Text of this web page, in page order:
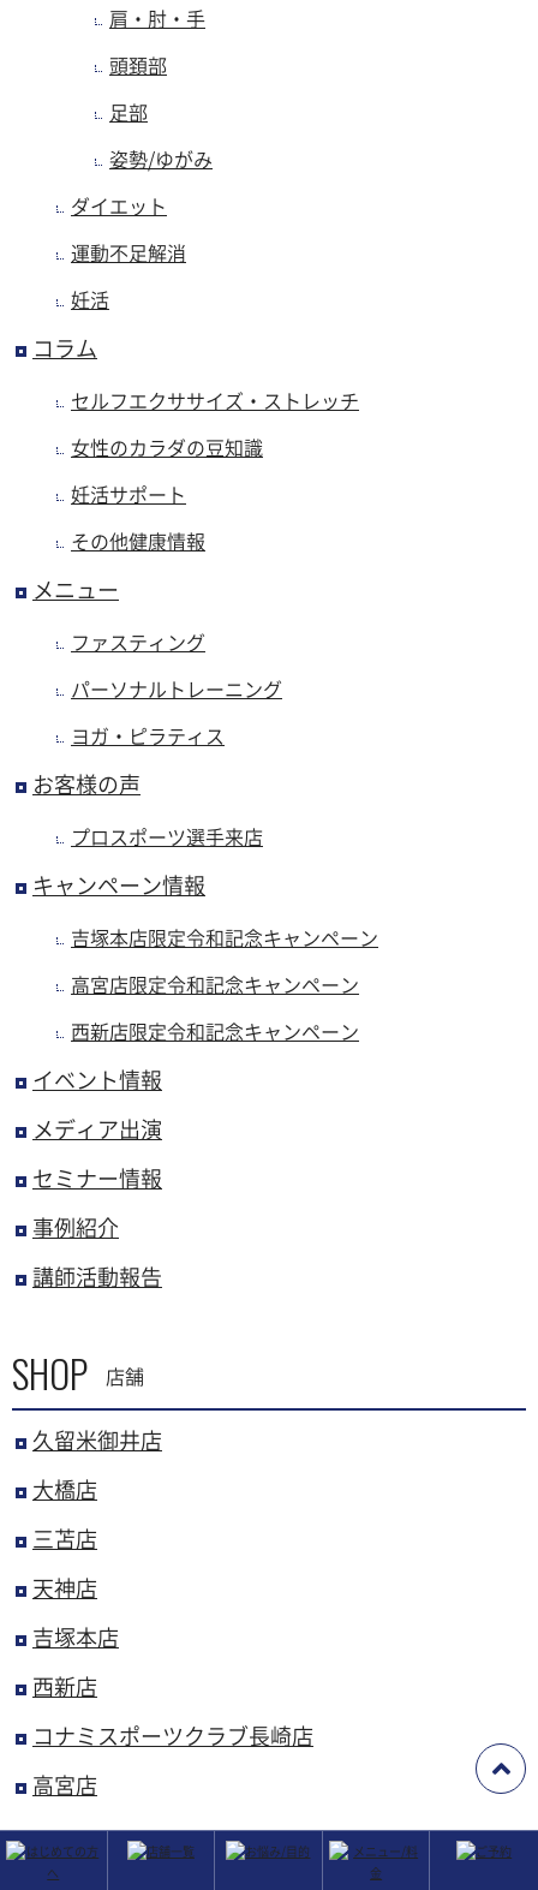
肩・肘・手
頭頚部
足部
姿勢/ゆがみ
ダイエット
運動不足解消
妊活
コラム
セルフエクササイズ・ストレッチ
女性のカラダの豆知識
妊活サポート
その他健康情報
メニュー
ファスティング
パーソナルトレーニング
ヨガ・ピラティス
お客様の声
プロスポーツ選手来店
キャンペーン情報
吉塚本店限定令和記念キャンペーン
高宮店限定令和記念キャンペーン
西新店限定令和記念キャンペーン
イベント情報
メディア出演
セミナー情報
事例紹介
講師活動報告
SHOP 店舗
久留米御井店
大橋店
三苫店
天神店
吉塚本店
西新店
コナミスポーツクラブ長崎店
高宮店